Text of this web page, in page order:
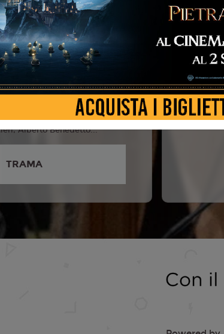
Italiano
Stefano Mordini
2026
Marlon Joubert, Eugenio
Lidiya Liberman, Marco
Alberto Benedetto...
TRAMA